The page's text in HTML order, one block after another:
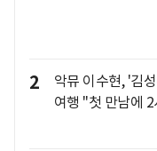
2
악뮤 이수현, '김
여행 "첫 만남에